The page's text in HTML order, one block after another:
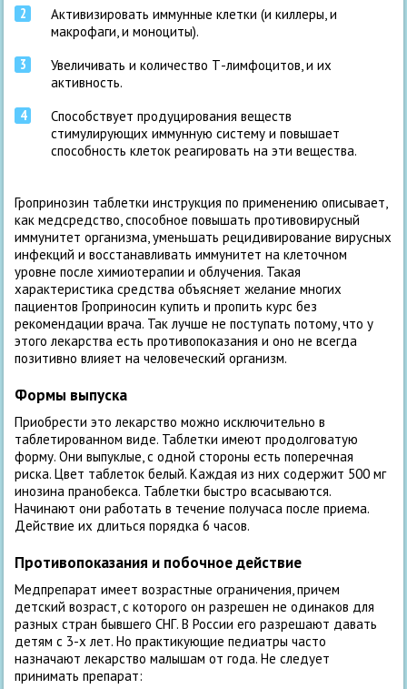
Активизировать иммунные клетки (и киллеры, и
макрофаги, и моноциты).
Увеличивать и количество Т-лимфоцитов, и их
активность.
Способствует продуцирования веществ
стимулирующих иммунную систему и повышает
способность клеток реагировать на эти вещества.
Гропринозин таблетки инструкция по применению описывает,
как медсредство, способное повышать противовирусный
иммунитет организма, уменьшать рецидивирование вирусных
инфекций и восстанавливать иммунитет на клеточном
уровне после химиотерапии и облучения. Такая
характеристика средства объясняет желание многих
пациентов Гроприносин купить и пропить курс без
рекомендации врача. Так лучше не поступать потому, что у
этого лекарства есть противопоказания и оно не всегда
позитивно влияет на человеческий организм.
Формы выпуска
Приобрести это лекарство можно исключительно в
таблетированном виде. Таблетки имеют продолговатую
форму. Они выпуклые, с одной стороны есть поперечная
риска. Цвет таблеток белый. Каждая из них содержит 500 мг
инозина пранобекса. Таблетки быстро всасываются.
Начинают они работать в течение получаса после приема.
Действие их длиться порядка 6 часов.
Противопоказания и побочное действие
Медпрепарат имеет возрастные ограничения, причем
детский возраст, с которого он разрешен не одинаков для
разных стран бывшего СНГ. В России его разрешают давать
детям с 3-х лет. Но практикующие педиатры часто
назначают лекарство малышам от года. Не следует
принимать препарат: